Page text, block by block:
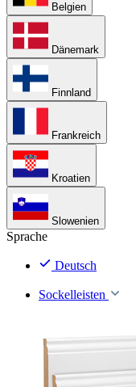
Belgien
Dänemark
Finnland
Frankreich
Kroatien
Slowenien
Sprache
Deutsch
Sockelleisten